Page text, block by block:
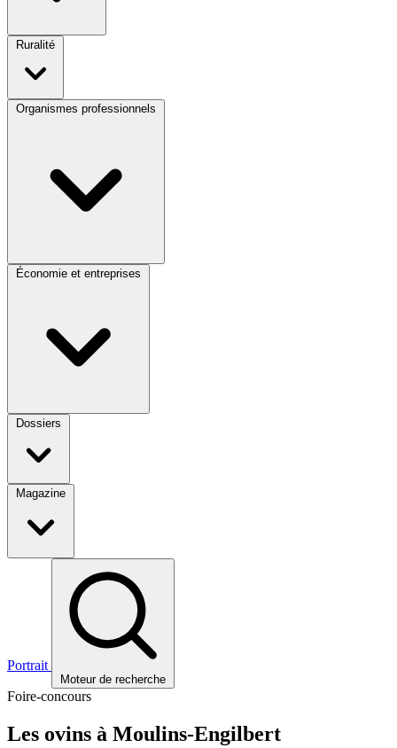
Ruralité
Organismes professionnels
Économie et entreprises
Dossiers
Magazine
Portrait
Moteur de recherche
Foire-concours
Les ovins à Moulins-Engilbert